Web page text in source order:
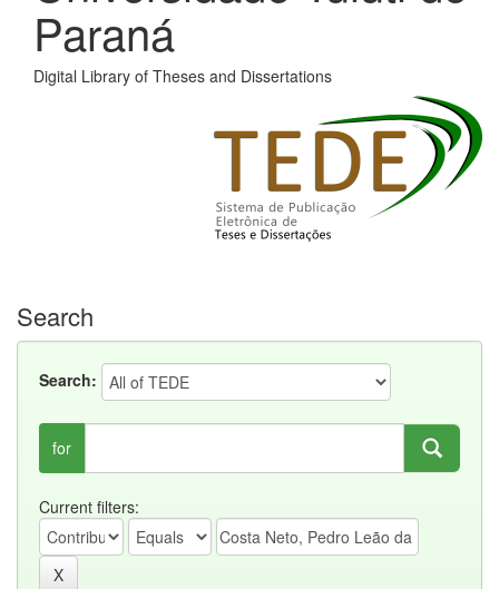
Paraná
Digital Library of Theses and Dissertations
Search
Search:
for
Current filters: